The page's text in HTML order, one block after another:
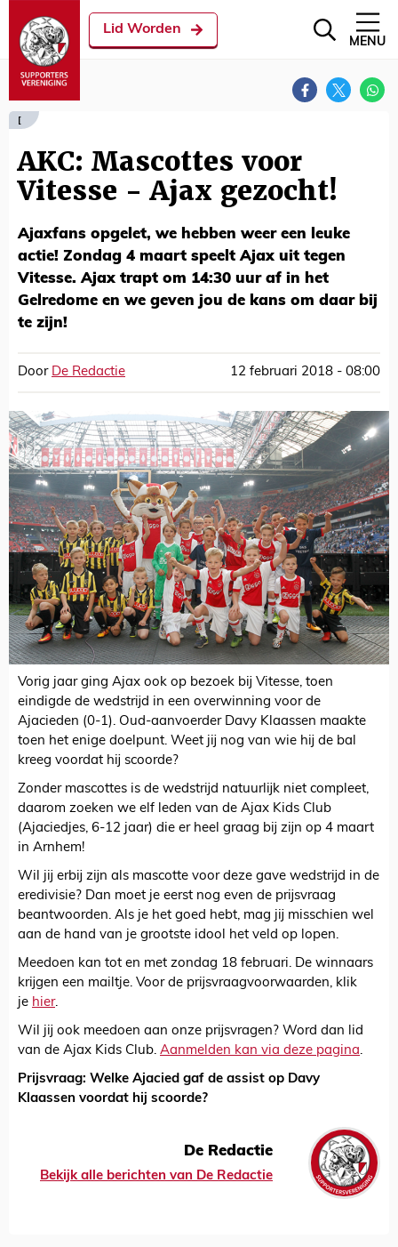
Lid Worden
MENU
[
AKC: Mascottes voor
Vitesse - Ajax gezocht!
Ajaxfans opgelet, we hebben weer een leuke
actie! Zondag 4 maart speelt Ajax uit tegen
Vitesse. Ajax trapt om 14:30 uur af in het
Gelredome en we geven jou de kans om daar bij
te zijn!
Door De Redactie 12 februari 2018 - 08:00
Vorig jaar ging Ajax ook op bezoek bij Vitesse, toen
eindigde de wedstrijd in een overwinning voor de
Ajacieden (0-1). Oud-aanvoerder Davy Klaassen maakte
toen het enige doelpunt. Weet jij nog van wie hij de bal
kreeg voordat hij scoorde?
Zonder mascottes is de wedstrijd natuurlijk niet compleet,
daarom zoeken we elf leden van de Ajax Kids Club
(Ajaciedjes, 6-12 jaar) die er heel graag bij zijn op 4 maart
in Arnhem!
Wil jij erbij zijn als mascotte voor deze gave wedstrijd in de
eredivisie? Dan moet je eerst nog even de prijsvraag
beantwoorden. Als je het goed hebt, mag jij misschien wel
aan de hand van je grootste idool het veld op lopen.
Meedoen kan tot en met zondag 18 februari. De winnaars
krijgen een mailtje. Voor de prijsvraagvoorwaarden, klik
je hier.
Wil jij ook meedoen aan onze prijsvragen? Word dan lid
van de Ajax Kids Club. Aanmelden kan via deze pagina.
Prijsvraag: Welke Ajacied gaf de assist op Davy
Klaassen voordat hij scoorde?
De Redactie
Bekijk alle berichten van De Redactie